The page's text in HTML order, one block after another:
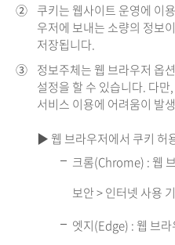
② 쿠키는 웹사이트 운영에 이
우저에 보내는 소량의 정보
저장됩니다.
③ 정보주체는 웹 브라우저 옵
설정을 할 수 있습니다. 다
서비스 이용에 어려움이 발
▶ 웹 브라우저에서 쿠키 허
크롬(Chrome) : 웹
보안 > 인터넷 사용
엣지(Edge) : 웹 브